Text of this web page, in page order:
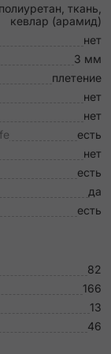
полиуретан, ткань,
кевлар (арамид)
нет
3 мм
плетение
нет
нет
есть
нет
есть
да
есть
82
166
13
46